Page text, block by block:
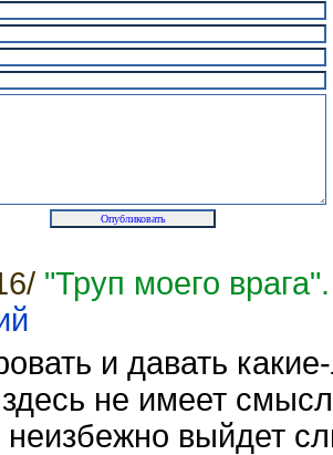
"Труп моего
и давать
не имеет
неизбежно выйдет